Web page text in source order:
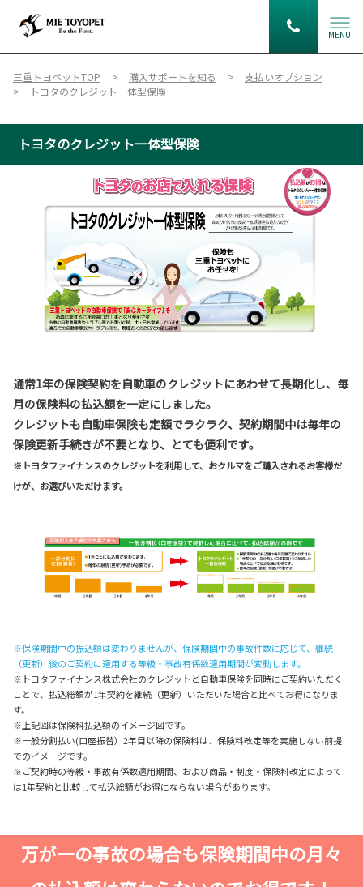
MENU
三重トヨペットTOP 購入サポートを知る
支払いオプション
トヨタのクレジット一体型保険
トヨタのクレジット一体型保険
通常1年の保険契約を自動車のクレジットにあわせて長期化し、毎
月の保険料の払込額を一定にしました。
クレジットも自動車保険も定額でラクラク、契約期間中は毎年の
保険更新手続きが不要となり、とても便利です。
※トヨタファイナンスのクレジットを利用して、おクルマをご購入されるお客様だ
けが、お選びいただけます。
※保険期間中の振込額は変わりませんが、保険期間中の事故件数に応じて、継続
（更新）後のご契約に適用する等級・事故有係数適用期間が変動します。
※トヨタファイナンス株式会社のクレジットと自動車保険を同時にご契約いただく
ことで、払込総額が1年契約を継続（更新）いただいた場合と比べてお得になりま
す。
※上記図は保険料払込額のイメージ図です。
※一般分割払い(口座振替）2年目以降の保険料は、保険料改定等を実施しない前提
でのイメージです。
※ご契約時の等級・事故有係数適用期間、および商品・制度・保険料改定によって
は1年契約と比較して払込総額がお得にならない場合があります。
万が一の事故の場合も保険期間中の月々